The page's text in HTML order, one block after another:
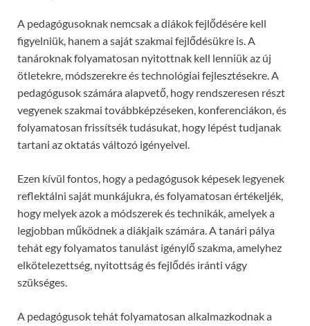
A pedagógusoknak nemcsak a diákok fejlődésére kell
figyelniük, hanem a saját szakmai fejlődésükre is. A
tanároknak folyamatosan nyitottnak kell lenniük az új
ötletekre, módszerekre és technológiai fejlesztésekre. A
pedagógusok számára alapvető, hogy rendszeresen részt
vegyenek szakmai továbbképzéseken, konferenciákon, és
folyamatosan frissítsék tudásukat, hogy lépést tudjanak
tartani az oktatás változó igényeivel.
Ezen kívül fontos, hogy a pedagógusok képesek legyenek
reflektálni saját munkájukra, és folyamatosan értékeljék,
hogy melyek azok a módszerek és technikák, amelyek a
legjobban működnek a diákjaik számára. A tanári pálya
tehát egy folyamatos tanulást igénylő szakma, amelyhez
elkötelezettség, nyitottság és fejlődés iránti vágy
szükséges.
A pedagógusok tehát folyamatosan alkalmazkodnak a